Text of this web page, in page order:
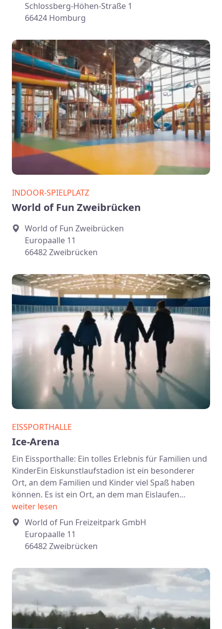
Schlossberg-Höhen-Straße 1
66424 Homburg
INDOOR-SPIELPLATZ
World of Fun Zweibrücken
World of Fun Zweibrücken
Europaalle 11
66482 Zweibrücken
EISSPORTHALLE
Ice-Arena
Ein Eissporthalle: Ein tolles Erlebnis für Familien und
KinderEin Eiskunstlaufstadion ist ein besonderer
Ort, an dem Familien und Kinder viel Spaß haben
können. Es ist ein Ort, an dem man Eislaufen…
weiter lesen
World of Fun Freizeitpark GmbH
Europaalle 11
66482 Zweibrücken